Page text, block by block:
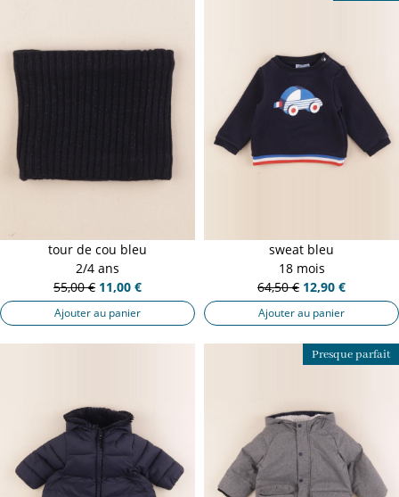
tour de cou bleu
2/4 ans
55,00 € 11,00 €
Ajouter au panier
sweat bleu
18 mois
64,50 € 12,90 €
Ajouter au panier
Presque parfait